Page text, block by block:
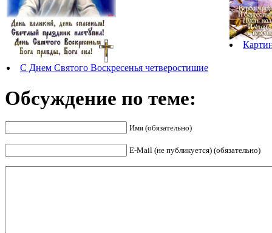
С Днем Святого Воскресенья четверостишие
Обсуждение по теме:
Имя (обязательно)
E-Mail (не публикуется) (обязательно)